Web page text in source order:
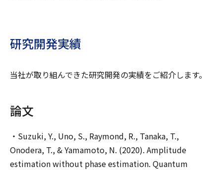
研究開発実績
当社が取り組んできた研究開発の実績をご紹介します。
論文
・Suzuki, Y., Uno, S., Raymond, R., Tanaka, T.,
Onodera, T., & Yamamoto, N. (2020). Amplitude
estimation without phase estimation. Quantum